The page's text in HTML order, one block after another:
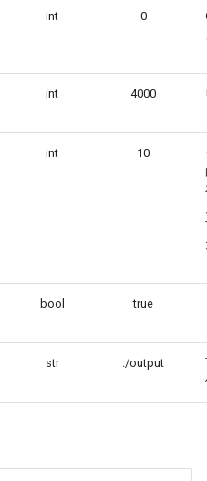
int 0
int 4000
int 10
bool true
str ./output